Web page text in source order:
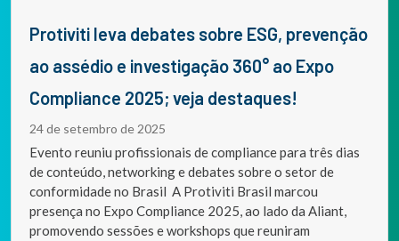
Protiviti leva debates sobre ESG, prevenção
ao assédio e investigação 360° ao Expo
Compliance 2025; veja destaques!
24 de setembro de 2025
Evento reuniu profissionais de compliance para três dias
de conteúdo, networking e debates sobre o setor de
conformidade no Brasil A Protiviti Brasil marcou
presença no Expo Compliance 2025, ao lado da Aliant,
promovendo sessões e workshops que reuniram